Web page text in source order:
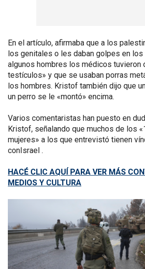
En el artículo, afirmaba que a los
los genitales o les daban golpes en
algunos hombres los médicos tuvieron
testículos» y que se usaban porras
los hombres. Kristof también dijo que
un perro se le «montó» encima.
Varios comentaristas han puesto en
Kristof, señalando que muchos de los
mujeres» a los que entrevistó tienen
conIsrael .
HACÉ CLIC AQUÍ PARA VER MÁS
MEDIOS Y CULTURA